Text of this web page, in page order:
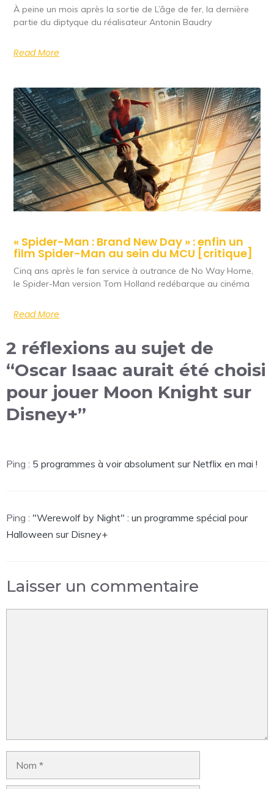
À peine un mois après la sortie de L’âge de fer, la dernière
partie du diptyque du réalisateur Antonin Baudry
Read More
« Spider-Man : Brand New Day » : enfin un
film Spider-Man au sein du MCU [critique]
Cinq ans après le fan service à outrance de No Way Home,
le Spider-Man version Tom Holland redébarque au cinéma
Read More
2 réflexions au sujet de
“Oscar Isaac aurait été choisi
pour jouer Moon Knight sur
Disney+”
Ping : 5 programmes à voir absolument sur Netflix en mai !
Ping : "Werewolf by Night" : un programme spécial pour
Halloween sur Disney+
Laisser un commentaire